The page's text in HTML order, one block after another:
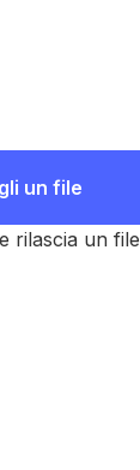
un file
rilascia un file